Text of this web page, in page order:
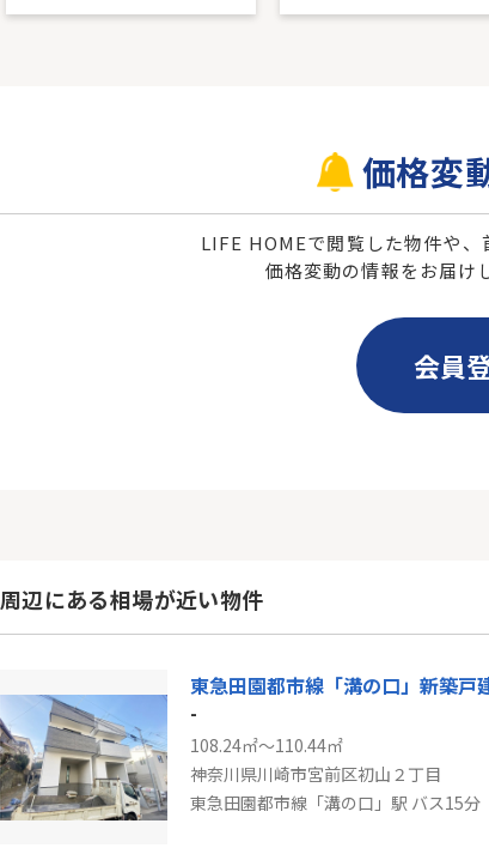
価格変
LIFE HOMEで閲覧した物件や
価格変動の情報をお届け
会員
周辺にある相場が近い物件
東急田園都市線「溝の口」新築戸
-
108.24㎡～110.44㎡
神奈川県川崎市宮前区初山２丁目